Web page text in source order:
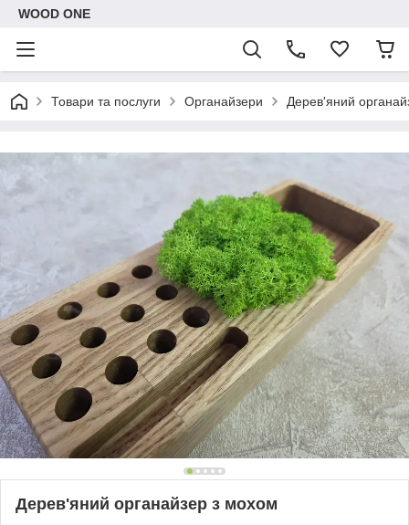
WOOD ONE
Товари та послуги Органайзери Дерев'яний
Дерев'яний органайзер з мохом